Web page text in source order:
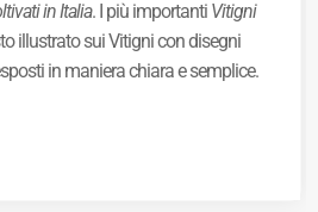
in Italia. I più importanti Vitigni
illustrato sui Vitigni con disegni
in maniera chiara e semplice.